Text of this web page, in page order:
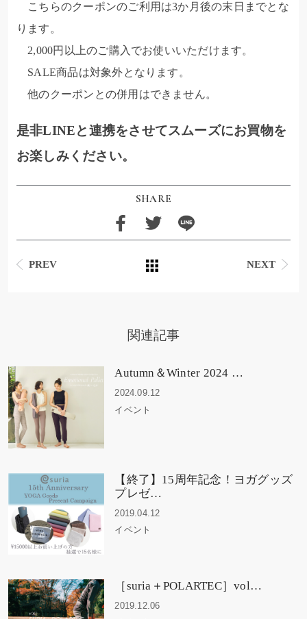
こちらのクーポンのご利用は3か月後の末日までとな
ります。
2,000円以上のご購入でお使いいただけます。
SALE商品は対象外となります。
他のクーポンとの併用はできません。
是非LINEと連携をさせてスムーズにお買物を
お楽しみください。
SHARE
PREV NEXT
関連記事
Autumn＆Winter 2024 …
2024.09.12
イベント
【終了】15周年記念！ヨガグッズ
プレゼ…
2019.04.12
イベント
［suria＋POLARTEC］vol…
2019.12.06